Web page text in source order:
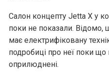
Салон концепту Jetta X у
поки не показали. Відомо,
має електрифіковану
подробиці про неї поки що
оприлюднені.